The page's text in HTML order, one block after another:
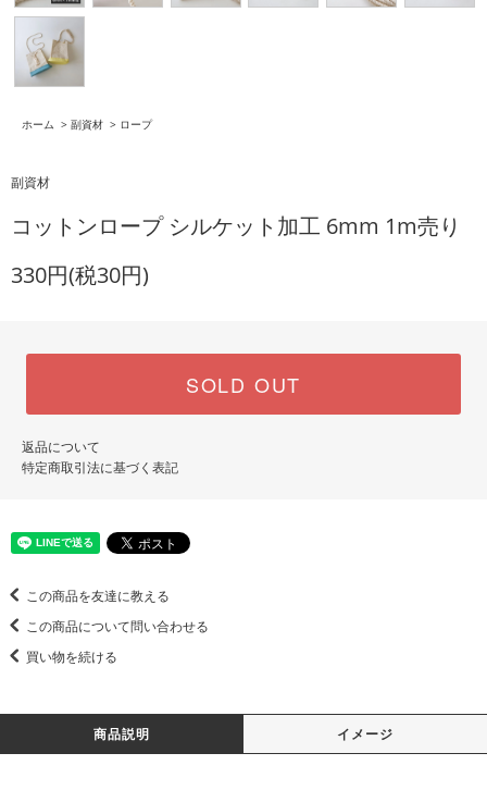
ホーム > 副資材 > ロープ
副資材
コットンロープ シルケット加工 6mm 1m売り
330円(税30円)
SOLD OUT
返品について
特定商取引法に基づく表記
この商品を友達に教える
この商品について問い合わせる
買い物を続ける
商品説明 イメージ